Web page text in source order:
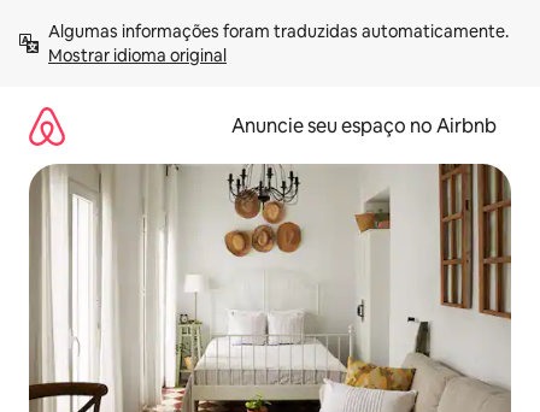
para
Mostrar idioma original
Anuncie seu espaço no Airbnb